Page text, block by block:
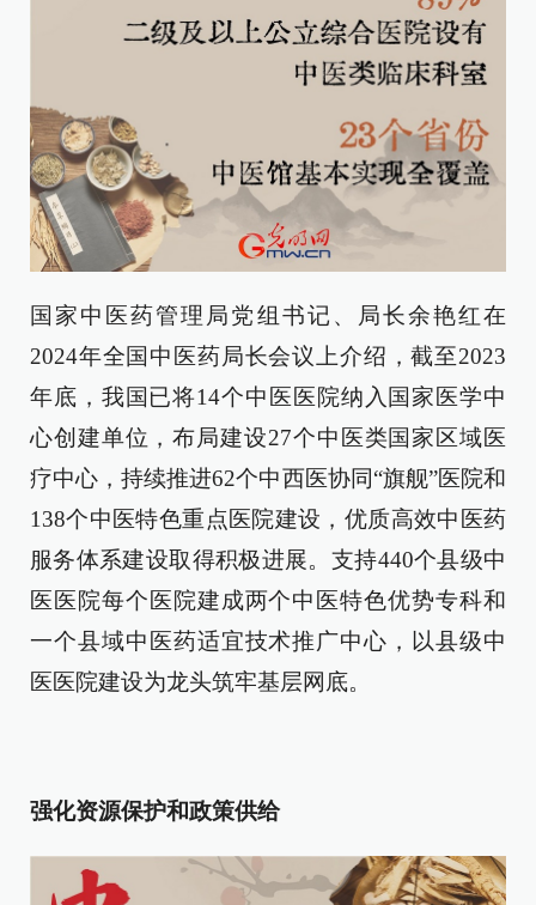
国家中医药管理局党组书记、局长余艳红在
2024年全国中医药局长会议上介绍，截至2023
年底，我国已将14个中医医院纳入国家医学中
心创建单位，布局建设27个中医类国家区域医
疗中心，持续推进62个中西医协同“旗舰”医院和
138个中医特色重点医院建设，优质高效中医药
服务体系建设取得积极进展。支持440个县级中
医医院每个医院建成两个中医特色优势专科和
一个县域中医药适宜技术推广中心，以县级中
医医院建设为龙头筑牢基层网底。
强化资源保护和政策供给